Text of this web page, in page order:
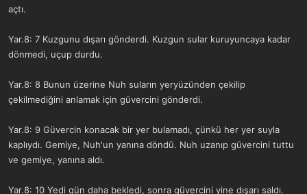
açtı.
Yar.8: 7 Kuzgunu dışarı gönderdi. Kuzgun sular kuruyuncaya kadar
dönmedi, uçup durdu.
Yar.8: 8 Bunun üzerine Nuh suların yeryüzünden çekilip
çekilmediğini anlamak için güvercini gönderdi.
Yar.8: 9 Güvercin konacak bir yer bulamadı, çünkü her yer suyla
kaplıydı. Gemiye, Nuh'un yanına döndü. Nuh uzanıp güvercini tuttu
ve gemiye, yanına aldı.
Yar.8: 10 Yedi gün daha bekledi, sonra güvercini yine dışarı saldı.